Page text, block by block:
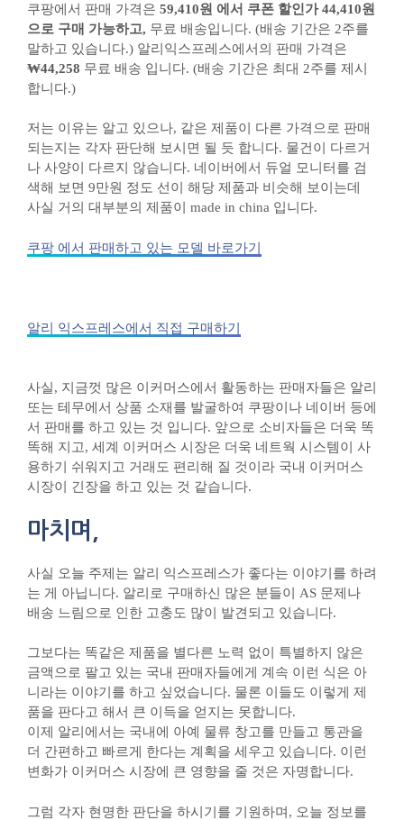
쿠팡에서 판매 가격은 59,410원 에서 쿠폰 할인가 44,410원
으로 구매 가능하고, 무료 배송입니다. (배송 기간은 2주를
말하고 있습니다.) 알리익스프레스에서의 판매 가격은
₩44,258 무료 배송 입니다. (배송 기간은 최대 2주를 제시
합니다.)
저는 이유는 알고 있으나, 같은 제품이 다른 가격으로 판매
되는지는 각자 판단해 보시면 될 듯 합니다. 물건이 다르거
나 사양이 다르지 않습니다. 네이버에서 듀얼 모니터를 검
색해 보면 9만원 정도 선이 해당 제품과 비슷해 보이는데
사실 거의 대부분의 제품이 made in china 입니다.
쿠팡 에서 판매하고 있는 모델 바로가기
알리 익스프레스에서 직접 구매하기
사실, 지금껏 많은 이커머스에서 활동하는 판매자들은 알리
또는 테무에서 상품 소재를 발굴하여 쿠팡이나 네이버 등에
서 판매를 하고 있는 것 입니다. 앞으로 소비자들은 더욱 똑
똑해 지고, 세계 이커머스 시장은 더욱 네트웍 시스템이 사
용하기 쉬워지고 거래도 편리해 질 것이라 국내 이커머스
시장이 긴장을 하고 있는 것 같습니다.
마치며,
사실 오늘 주제는 알리 익스프레스가 좋다는 이야기를 하려
는 게 아닙니다. 알리로 구매하신 많은 분들이 AS 문제나
배송 느림으로 인한 고충도 많이 발견되고 있습니다.
그보다는 똑같은 제품을 별다른 노력 없이 특별하지 않은
금액으로 팔고 있는 국내 판매자들에게 계속 이런 식은 아
니라는 이야기를 하고 싶었습니다. 물론 이들도 이렇게 제
품을 판다고 해서 큰 이득을 얻지는 못합니다.
이제 알리에서는 국내에 아예 물류 창고를 만들고 통관을
더 간편하고 빠르게 한다는 계획을 세우고 있습니다. 이런
변화가 이커머스 시장에 큰 영향을 줄 것은 자명합니다.
그럼 각자 현명한 판단을 하시기를 기원하며, 오늘 정보를